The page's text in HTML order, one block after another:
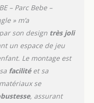
– Parc Bebe –
» m’a
son design très joli
un espace de jeu
Le montage est
facilitéet sa
se
, assurant